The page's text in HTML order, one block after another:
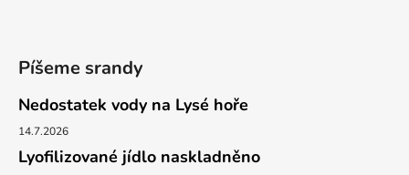
Píšeme srandy
Nedostatek vody na Lysé hoře
14.7.2026
Lyofilizované jídlo naskladněno